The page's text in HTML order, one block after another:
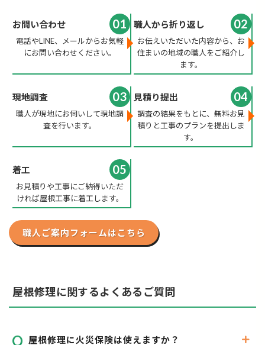
01
お問い合わせ
電話やLINE、メールからお気軽
にお問い合わせください。
02
職人から折り返し
お伝えいただいた内容から、お
住まいの地域の職人をご紹介し
ます。
03
現地調査
職人が現地にお伺いして現地調
査を行います。
04
見積り提出
調査の結果をもとに、無料お見
積りと工事のプランを提出しま
す。
05
着工
お見積りや工事にご納得いただ
ければ屋根工事に着工します。
職人ご案内フォームはこちら
屋根修理に関するよくあるご質問
屋根修理に火災保険は使えますか？